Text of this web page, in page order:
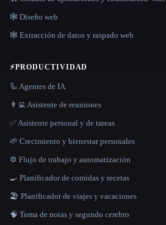
🕸 Diseño web
🕸️ Extracción de datos y raspado web
⚡PRODUCTIVIDAD
🦾 Agentes de IA
👨‍💻 Asistente de reuniones
✅ Asistente personal y de tareas
🌱 Crecimiento y bienestar personales
⚙️ Flujo de trabajo y automatización
🍳 Planificador de comidas y recetas
🏖 Planificador de viajes y vacaciones
🧠 Toma de notas y segundo cerebro